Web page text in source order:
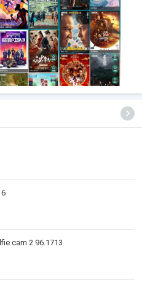
cam 2.96.1713